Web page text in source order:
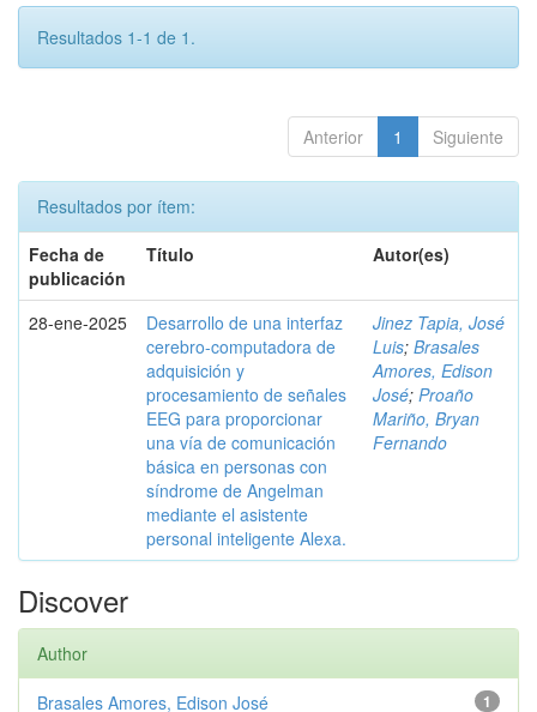
Resultados 1-1 de 1.
Anterior 1 Siguiente
Resultados por ítem:
Fecha de
publicación
Título Autor(es)
28-ene-2025
Desarrollo de una interfaz
cerebro-computadora de
adquisición y
procesamiento de señales
EEG para proporcionar
una vía de comunicación
básica en personas con
síndrome de Angelman
mediante el asistente
personal inteligente Alexa.
Jinez Tapia, José
Luis; Brasales
Amores, Edison
José; Proaño
Mariño, Bryan
Fernando
Discover
Author
1
Brasales Amores, Edison José